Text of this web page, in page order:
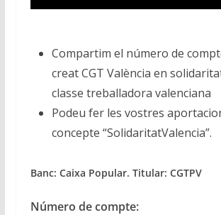
Compartim el número de
creat CGT València en
classe treballadora valenciana
Podeu fer les vostres
concepte “SolidaritatValencia”.
Banc: Caixa Popular. Titular: CGTPV
Número de compte: